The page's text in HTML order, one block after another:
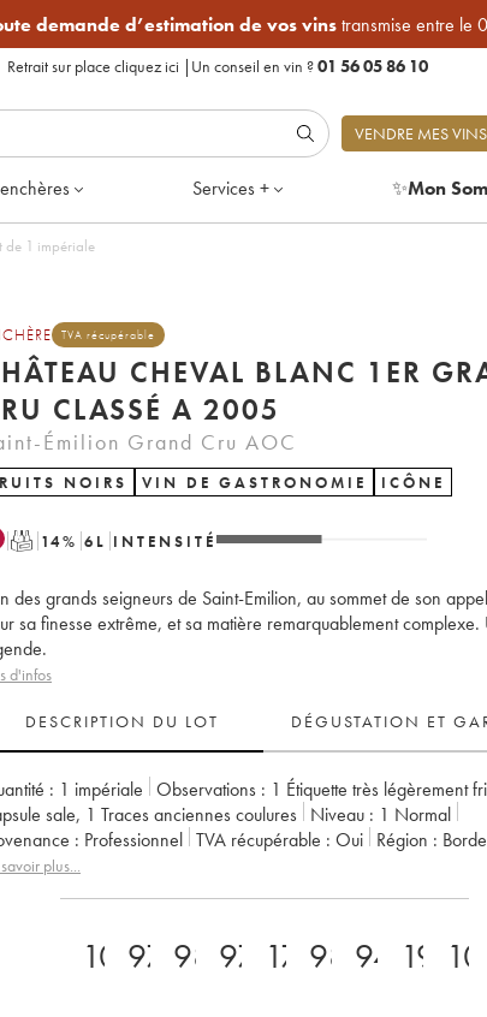
demande d’estimation de vos vinstransmise entre le
Retrait sur place cliquez ici | Un conseil en vin ?01 56 05 86 10
VENDRE MES VINS
Services + ✨Mon
de 1 impériale
TVA récupérable
CHEVAL BLANC 1ER
CLASSÉ A 2005
Émilion Grand Cru AOC
NOIRS VIN DE GASTRONOMIE ICÔNE
T 14% 6 L INTENSITÉ
des grands seigneurs de Saint-Emilion, au sommet de son
sa finesse extrême, et sa matière remarquablement complexe.
d'infos
DESCRIPTION DU LOT DÉGUSTATION ET
: 1 impériale Observations : 1 Étiquette très légèrement
sale, 1 Traces anciennes coulures Niveau : 1 Normal
:
professionnel TVA récupérable : oui Région :
:
plus...
10097 98 97 17 98 94 19/